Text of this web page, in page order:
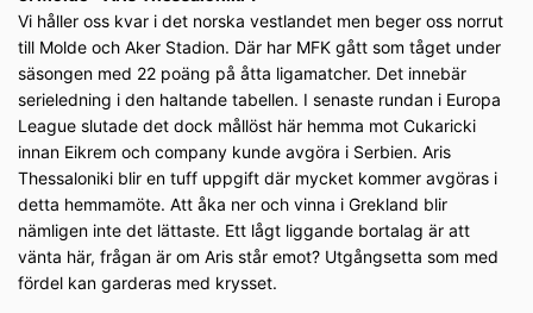
Vi håller oss kvar i det norska vestlandet men beger oss norrut
till Molde och Aker Stadion. Där har MFK gått som tåget under
säsongen med 22 poäng på åtta ligamatcher. Det innebär
serieledning i den haltande tabellen. I senaste rundan i Europa
League slutade det dock mållöst här hemma mot Cukaricki
innan Eikrem och company kunde avgöra i Serbien. Aris
Thessaloniki blir en tuff uppgift där mycket kommer avgöras i
detta hemmamöte. Att åka ner och vinna i Grekland blir
nämligen inte det lättaste. Ett lågt liggande bortalag är att
vänta här, frågan är om Aris står emot? Utgångsetta som med
fördel kan garderas med krysset.